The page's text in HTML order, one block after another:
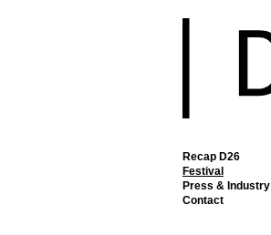
Recap D26
Festival
Press & Industry
Contact